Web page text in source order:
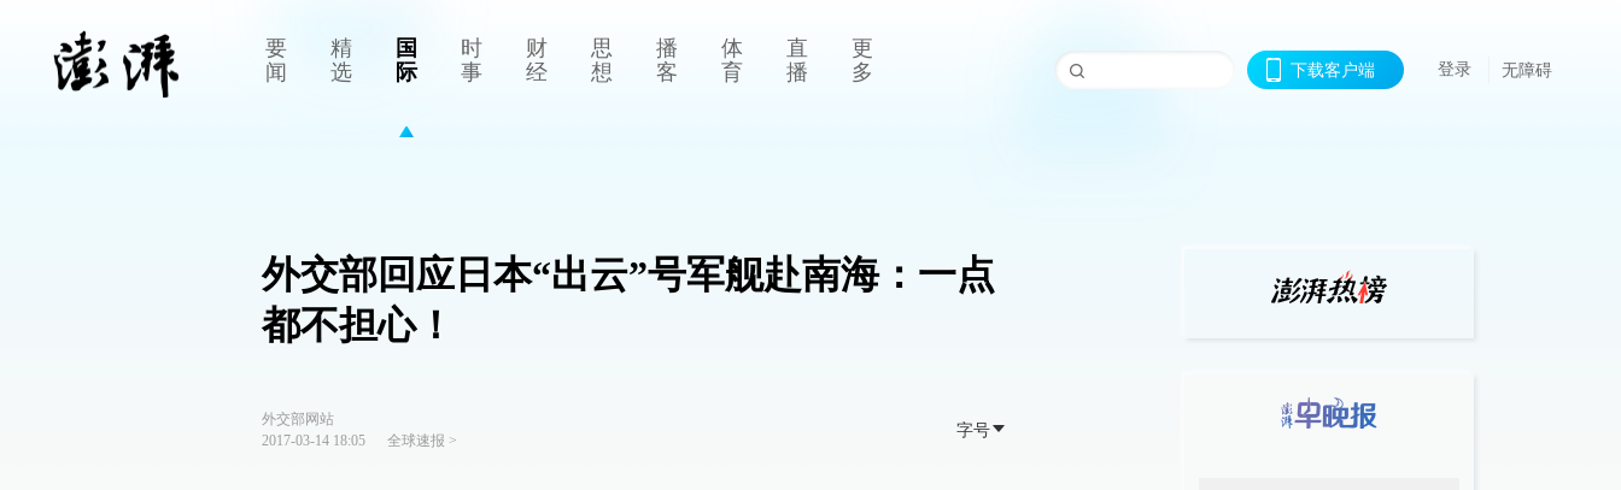
要
闻
精
选
国
际
时
事
财
经
思
想
播
客
体
育
直
播
更
多
下载客户端 登录 无障碍
外交部回应日本“出云”号军舰赴南海：一点
都不担心！
外交部网站
2017-03-14 18:05
全球速报 >
字号